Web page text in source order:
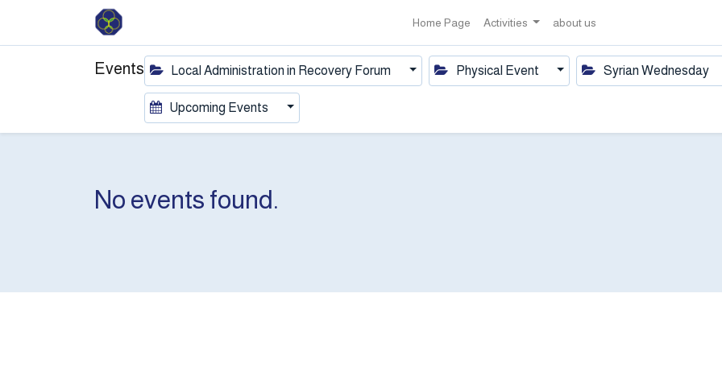
Home Page Activities about us
Events Local Administration in Recovery Forum Physical Event Syrian Wednesday
Upcoming Events
No events found.